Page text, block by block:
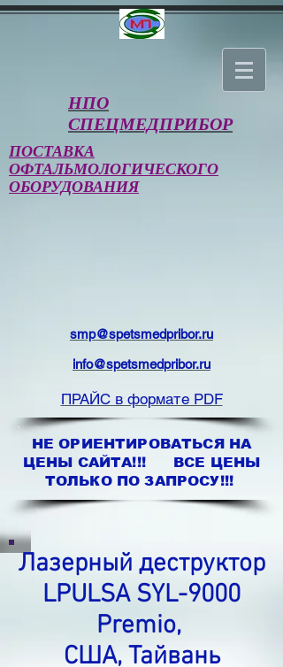
НПО
СПЕЦМЕДПРИБОР
ПОСТАВКА
ОФТАЛЬМОЛОГИЧЕСКОГО
ОБОРУДОВАНИЯ
smp@spetsmedpribor.ru
info@spetsmedpribor.ru
ПРАЙС в формате PDF
НЕ ОРИЕНТИРОВАТЬСЯ НА
ЦЕНЫ САЙТА!!! ВСЕ ЦЕНЫ
ТОЛЬКО ПО ЗАПРОСУ!!!
Лазерный деструктор
LPULSA SYL-9000
Premio,
США, Тайвань